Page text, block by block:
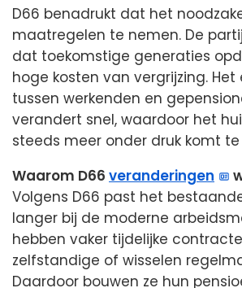
D66 benadrukt dat het
maatregelen te nemen. De
dat toekomstige generaties
hoge kosten van vergrijzing.
tussen werkenden en
verandert snel, waardoor het
steeds meer onder druk komt
Waarom D66 veranderingen
Volgens D66 past het
langer bij de moderne
hebben vaker tijdelijke
zelfstandige of wisselen
Daardoor bouwen ze hun